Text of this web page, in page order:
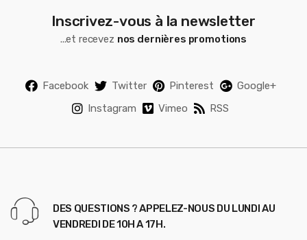
Inscrivez-vous à la newsletter
...et recevez nos dernières promotions
Facebook Twitter Pinterest
Google+
Instagram
Vimeo RSS
DES QUESTIONS ? APPELEZ-NOUS DU LUNDI AU
VENDREDI DE 10H A 17H.